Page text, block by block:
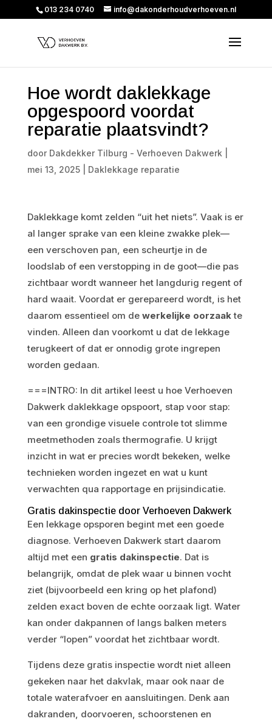
013 234 0740 info@dakonderhoudverhoeven.nl
Hoe wordt daklekkage
opgespoord voordat
reparatie plaatsvindt?
door Dakdekker Tilburg - Verhoeven Dakwerk
mei 13, 2025| Daklekkage reparatie
Daklekkage komt zelden “uit het niets”. Vaak is er
al langer sprake van een kleine zwakke plek—
een verschoven pan, een scheurtje in de
loodslab of een verstopping in de goot—die pas
zichtbaar wordt wanneer het langdurig regent of
hard waait. Voordat er gerepareerd wordt, is het
daarom essentieel om de werkelijke oorzaakte
vinden. Alleen dan voorkomt u dat de lekkage
terugkeert of dat er onnodig grote ingrepen
worden gedaan.
===INTRO: In dit artikel leest u hoe Verhoeven
Dakwerk daklekkage opspoort, stap voor stap:
van een grondige visuele controle tot slimme
meetmethoden zoals thermografie. U krijgt
inzicht in wat er precies wordt bekeken, welke
technieken worden ingezet en wat u kunt
verwachten qua rapportage en prijsindicatie.
Gratis dakinspectie door Verhoeven Dakwerk
Een lekkage opsporen begint met een goede
diagnose. Verhoeven Dakwerk start daarom
altijd met een gratis dakinspectie. Dat is
belangrijk, omdat de plek waar u binnen vocht
ziet (bijvoorbeeld een kring op het plafond)
zelden exact boven de echte oorzaak ligt. Water
kan onder dakpannen of langs balken meters
verder “lopen” voordat het zichtbaar wordt.
Tijdens deze gratis inspectie wordt niet alleen
gekeken naar het dakvlak, maar ook naar de
totale waterafvoer en aansluitingen. Denk aan
dakranden, doorvoeren, schoorstenen en